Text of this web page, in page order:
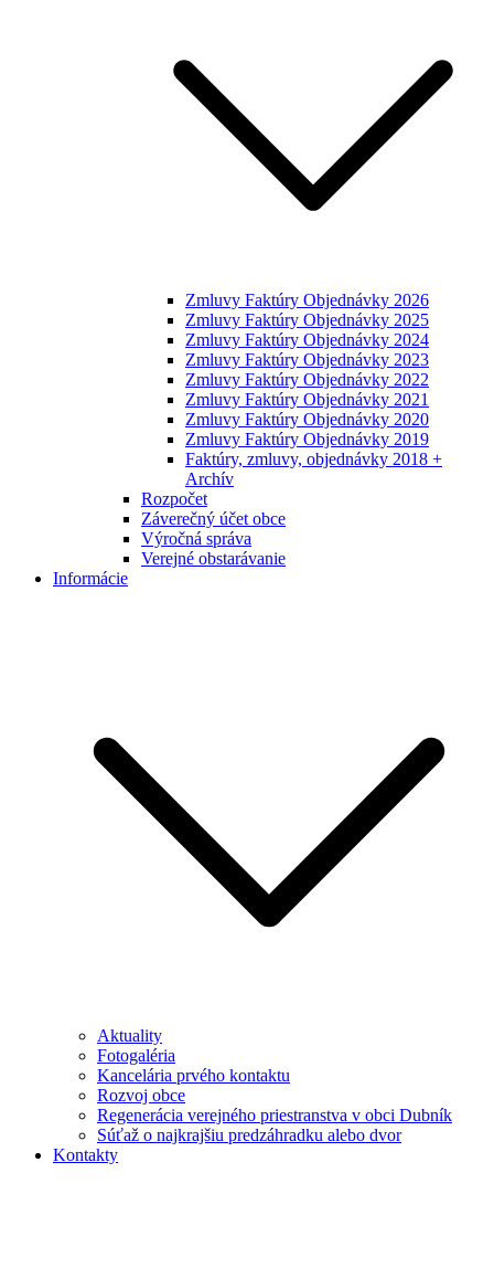
Zmluvy Faktúry Objednávky 2026
Zmluvy Faktúry Objednávky 2025
Zmluvy Faktúry Objednávky 2024
Zmluvy Faktúry Objednávky 2023
Zmluvy Faktúry Objednávky 2022
Zmluvy Faktúry Objednávky 2021
Zmluvy Faktúry Objednávky 2020
Zmluvy Faktúry Objednávky 2019
Faktúry, zmluvy, objednávky 2018 +
Archív
Rozpočet
Záverečný účet obce
Výročná správa
Verejné obstarávanie
Informácie
Aktuality
Fotogaléria
Kancelária prvého kontaktu
Rozvoj obce
Regenerácia verejného priestranstva v obci Dubník
Súťaž o najkrajšiu predzáhradku alebo dvor
Kontakty